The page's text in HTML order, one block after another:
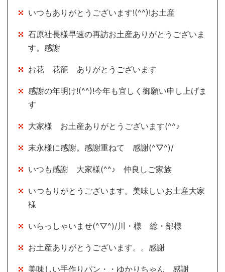
いつもありがとうございます!(^^)!お土産
石原社長様早速の再訪お土産ありがとうございま
す。感謝
お花 花籠 ありがとうございます
感謝の年明け!(^^)!今年も宜しく御願い申し上げま
す
大家様 お土産ありがとうございます(^^♪
末永様に感謝。感謝重ねて 感謝(^▽^)/
いつも感謝 大家様(^^♪ 仲良しご家族
いつもりがとうございます。美味しいお土産大家
様
いらっしゃいませ(^▽^)/川・様 総・部様
お土産ありがとうございます。。感謝
美味しい手作りパン・・ゆかりちゃん 感謝